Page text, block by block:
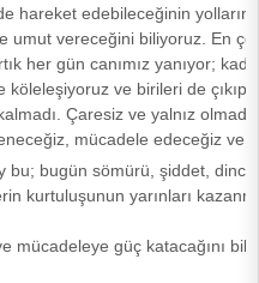
hareket edebileceğinin
umut vereceğini biliyoruz. En
her gün canımız yanıyor;
ve birileri de çıkıp
Çaresiz ve yalnız
mücadele edeceğiz ve
bu; bugün sömürü, şiddet,
kurtuluşunun yarınları
mücadeleye güç katacağını